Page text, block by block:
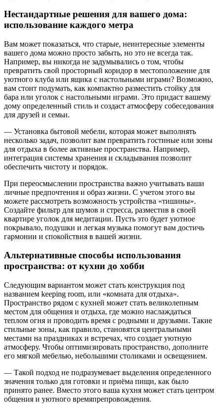
Нестандартные решения для вашего дома:
использование каждого метра
Вам может показаться, что старые, неинтересные элементы
вашего дома можно просто забыть, но это не всегда так.
Например, вы никогда не задумывались о том, чтобы
превратить свой просторный коридор в местоположение для
уютного клуба или ящика с настольными играми? Возможно,
вам стоит подумать, как компактно разместить стойку для
бара или уголок с настольными играми. Это придаст вашему
дому определенный стиль и создаст атмосферу собеседования
для друзей и семьи.
— Установка бытовой мебели, которая может выполнять
несколько задач, позволит вам превратить гостиные или зоны
для отдыха в более активные пространства. Например,
интеграция системы хранения и складывания позволит
обеспечить чистоту и порядок.
При переосмыслении пространства важно учитывать ваши
личные предпочтения и образ жизни. С учетом этого вы
можете рассмотреть возможность устройства «тишины».
Создайте фильтр для шумов и стресса, разместив в своей
квартире уголок для медитации. Пусть это будет уютное
покрывало, подушки и легкая музыка помогут вам достичь
гармонии и спокойствия в вашей жизни.
Альтернативные способы использования
пространства: от кухни до хобби
Следующим вариантом может стать конструкция под
названием keeping room, или «комната для отдыха».
Пространство рядом с кухней может стать великолепным
местом для общения и отдыха, где можно наслаждаться
теплом огня и проводить время с родными и друзьями. Такие
стильные зоны, как правило, становятся центральными
местами на праздниках и встречах, что создает уютную
атмосферу. Чтобы оптимизировать пространство, дополните
его мягкой мебелью, небольшими столиками и освещением.
— Такой подход не подразумевает выделения определенного
значения только для готовки и приёма пищи, как было
принято ранее. Вместо этого ваша кухня может стать центром
общения и уютного времяпрепровождения.